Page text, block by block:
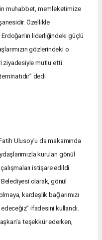
muhabbet, memleketimize
Özellikle
liderliğindeki güçlü
gözlerindeki o
ziyadesiyle mutlu etti.
dedi
Ulusoy’u da makamında
kurulan gönül
istişare edildi.
olarak, gönül
kardeşlik bağlarımızı
ifadesini kullandı.
teşekkür ederken,